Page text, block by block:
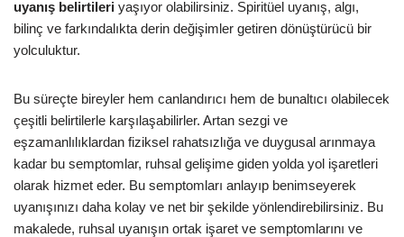
uyanış belirtileri yaşıyor olabilirsiniz. Spiritüel uyanış, algı,
bilinç ve farkındalıkta derin değişimler getiren dönüştürücü bir
yolculuktur.
Bu süreçte bireyler hem canlandırıcı hem de bunaltıcı olabilecek
çeşitli belirtilerle karşılaşabilirler. Artan sezgi ve
eşzamanlılıklardan fiziksel rahatsızlığa ve duygusal arınmaya
kadar bu semptomlar, ruhsal gelişime giden yolda yol işaretleri
olarak hizmet eder. Bu semptomları anlayıp benimseyerek
uyanışınızı daha kolay ve net bir şekilde yönlendirebilirsiniz. Bu
makalede, ruhsal uyanışın ortak işaret ve semptomlarını ve